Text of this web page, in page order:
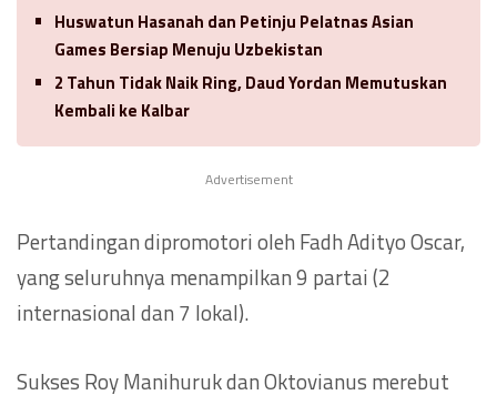
Huswatun Hasanah dan Petinju Pelatnas Asian
Games Bersiap Menuju Uzbekistan
2 Tahun Tidak Naik Ring, Daud Yordan Memutuskan
Kembali ke Kalbar
Advertisement
Pertandingan dipromotori oleh Fadh Adityo Oscar,
yang seluruhnya menampilkan 9 partai (2
internasional dan 7 lokal).
Sukses Roy Manihuruk dan Oktovianus merebut